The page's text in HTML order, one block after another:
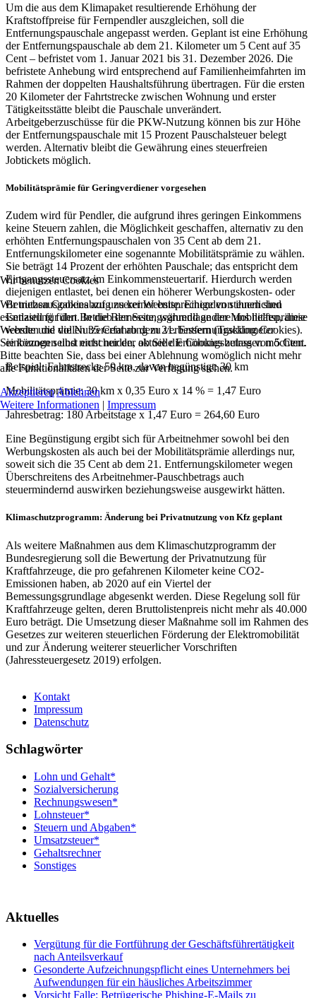
Um die aus dem Klimapaket resultierende Erhöhung der
Kraftstoffpreise für Fernpendler auszgleichen, soll die
Entfernungspauschale angepasst werden. Geplant ist eine Erhöhung
der Entfernungspauschale ab dem 21. Kilometer um 5 Cent auf 35
Cent – befristet vom 1. Januar 2021 bis 31. Dezember 2026. Die
befristete Anhebung wird entsprechend auf Familienheimfahrten im
Rahmen der doppelten Haushaltsführung übertragen. Für die ersten
20 Kilometer der Fahrtstrecke zwischen Wohnung und erster
Tätigkeitsstätte bleibt die Pauschale unverändert.
Arbeitgeberzuschüsse für die PKW-Nutzung können bis zur Höhe
der Entfernungspauschale mit 15 Prozent Pauschalsteuer belegt
werden. Alternativ bleibt die Gewährung eines steuerfreien
Jobtickets möglich.
Mobilitätsprämie für Geringverdiener vorgesehen
Zudem wird für Pendler, die aufgrund ihres geringen Einkommens
keine Steuern zahlen, die Möglichkeit geschaffen, alternativ zu den
erhöhten Entfernungspauschalen von 35 Cent ab dem 21.
Entfernungskilometer eine sogenannte Mobilitätsprämie zu wählen.
Sie beträgt 14 Prozent der erhöhten Pauschale; das entspricht dem
Eingangssteuersatz im Einkommensteuertarif. Hierdurch werden
diejenigen entlastet, bei denen ein höherer Werbungskosten- oder
Betriebsausgabenabzug zu keiner entsprechenden steuerlichen
Entlastung führt. In die Bemessungsgrundlage der Mobilitätsprämie
werden die vollen 35 Cent ab dem 21. Entfernungskilometer
einbezogen und nicht nur der aktuelle Erhöhungsbetrag von 5 Cent.
Beispiel: Fahrtstrecke 50 km, davon begünstigt: 30 km
Mobilitätsprämie: 30 km x 0,35 Euro x 14 % = 1,47 Euro
Jahresbetrag: 180 Arbeitstage x 1,47 Euro = 264,60 Euro
Eine Begünstigung ergibt sich für Arbeitnehmer sowohl bei den
Werbungskosten als auch bei der Mobilitätsprämie allerdings nur,
soweit sich die 35 Cent ab dem 21. Entfernungskilometer wegen
Überschreitens des Arbeitnehmer-Pauschbetrags auch
steuermindernd auswirken beziehungsweise ausgewirkt hätten.
Klimaschutzprogramm: Änderung bei Privatnutzung von Kfz geplant
Als weitere Maßnahmen aus dem Klimaschutzprogramm der
Bundesregierung soll die Bewertung der Privatnutzung für
Kraftfahrzeuge, die pro gefahrenen Kilometer keine CO2-
Emissionen haben, ab 2020 auf ein Viertel der
Bemessungsgrundlage abgesenkt werden. Diese Regelung soll für
Kraftfahrzeuge gelten, deren Bruttolistenpreis nicht mehr als 40.000
Euro beträgt. Die Umsetzung dieser Maßnahme soll im Rahmen des
Gesetzes zur weiteren steuerlichen Förderung der Elektromobilität
und zur Änderung weiterer steuerlicher Vorschriften
(Jahressteuergesetz 2019) erfolgen.
Kontakt
Impressum
Datenschutz
Schlagwörter
Lohn und Gehalt*
Sozialversicherung
Rechnungswesen*
Lohnsteuer*
Steuern und Abgaben*
Umsatzsteuer*
Gehaltsrechner
Sonstiges
Aktuelles
Vergütung für die Fortführung der Geschäftsführertätigkeit
nach Anteilsverkauf
Gesonderte Aufzeichnungspflicht eines Unternehmers bei
Aufwendungen für ein häusliches Arbeitszimmer
Vorsicht Falle: Betrügerische Phishing-E-Mails zu
Wir benutzen Cookies
Wir nutzen Cookies auf unserer Website. Einige von ihnen sind
essenziell für den Betrieb der Seite, während andere uns helfen, diese
Website und die Nutzererfahrung zu verbessern (Tracking Cookies).
Sie können selbst entscheiden, ob Sie die Cookies zulassen möchten.
Bitte beachten Sie, dass bei einer Ablehnung womöglich nicht mehr
alle Funktionalitäten der Seite zur Verfügung stehen.
AkzeptierenAblehnen
Weitere Informationen | Impressum